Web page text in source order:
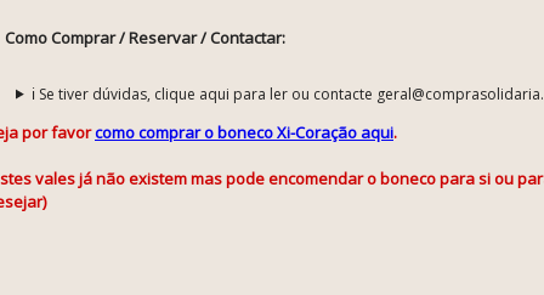
Como Comprar / Reservar / Contactar:
ℹ️ Se tiver dúvidas, clique aqui para ler ou contacte
por favorcomo comprar o boneco Xi-Coração aqui.
vales já não existem mas pode encomendar o boneco para si ou